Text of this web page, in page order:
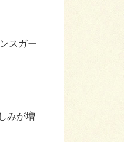
スガー
みが増